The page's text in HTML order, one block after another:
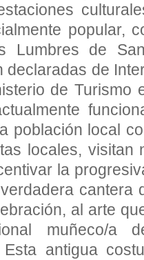
popular,
Lumbres de
declaradas de
de Turismo
población local
locales, visitan
la
cantera
al arte
muñeco/a
Esta antigua